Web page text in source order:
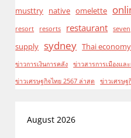
musttry native omelette
resort resorts restaurant seven
supply sydney Thai economy
ข่าวการเงินการคลัง ข่าวสารการเมืองแล
ข่าวเศรษฐกิจไทย 2567 ล่าสุด ข่าวเศรษฐ
August 2026